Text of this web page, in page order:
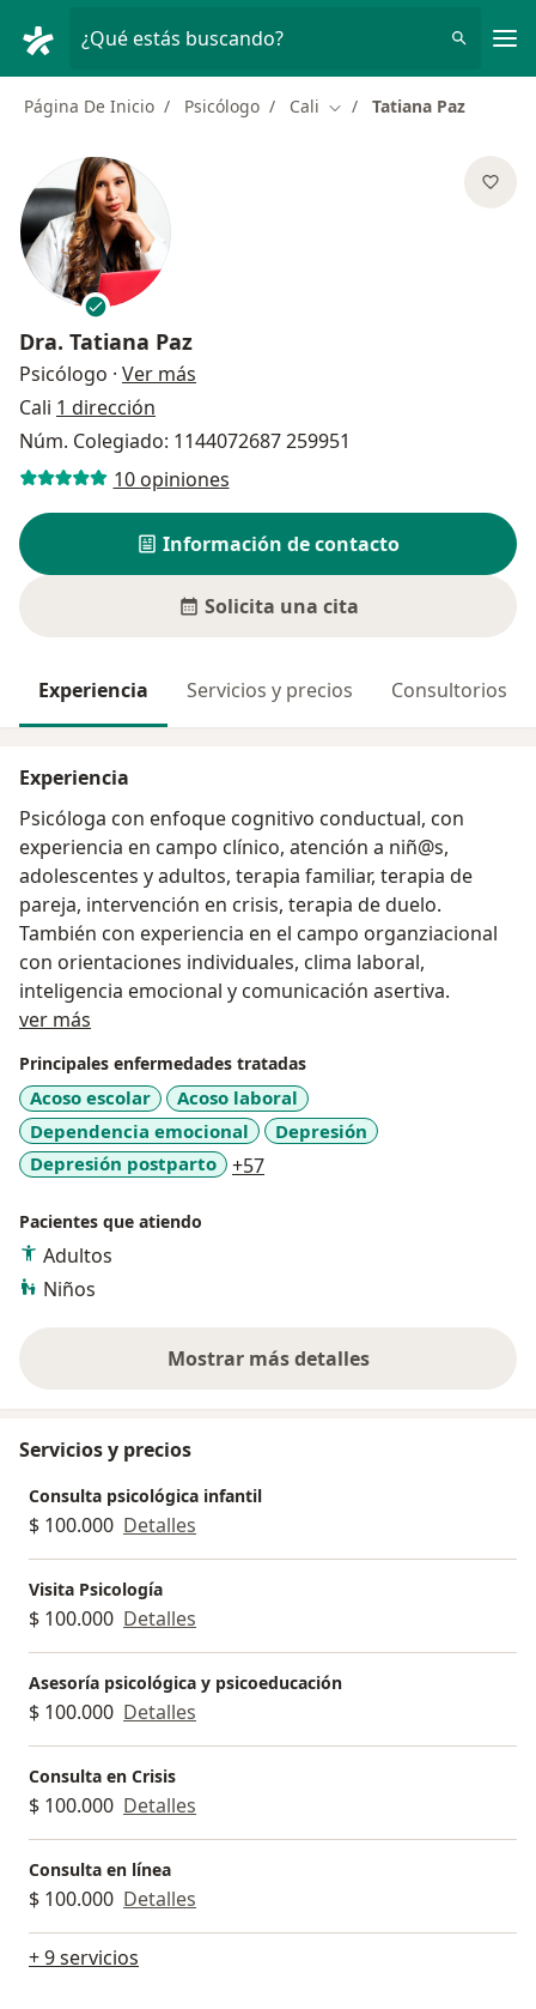
¿Qué estás buscando?
Página De Inicio Psicólogo Cali Cambiar de ciudad
Tatiana Paz
Dra. Tatiana Paz
Psicólogo · Ver más
Cali 1 dirección
Núm. Colegiado: 1144072687 259951
10 opiniones
Información de contacto
Solicita una cita
Experiencia Servicios y precios Consultorios
Experiencia
Psicóloga con enfoque cognitivo conductual, con
experiencia en campo clínico, atención a niñ@s,
adolescentes y adultos, terapia familiar, terapia de
pareja, intervención en crisis, terapia de duelo.
También con experiencia en el campo organziacional
con orientaciones individuales, clima laboral,
inteligencia emocional y comunicación asertiva.
ver más
Principales enfermedades tratadas
Acoso escolar
Acoso laboral
Dependencia emocional
Depresión
Depresión postparto
+57a11y_sr_more_diseases
Pacientes que atiendo
Adultos
Niños
Mostrar más detalles
sobre la experiencia
Servicios y precios
Consulta psicológica infantil
$ 100.000 Detalles
Visita Psicología
$ 100.000 Detalles
Asesoría psicológica y psicoeducación
$ 100.000 Detalles
Consulta en Crisis
$ 100.000 Detalles
Consulta en línea
$ 100.000 Detalles
+ 9 servicios